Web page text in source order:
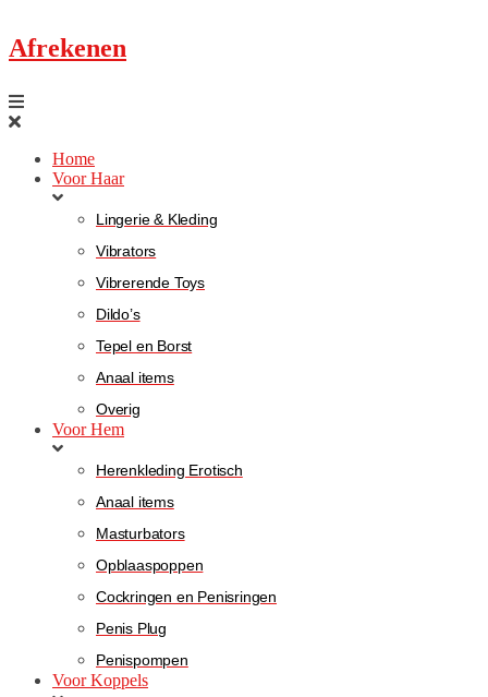
Afrekenen
Home
Voor Haar
Lingerie & Kleding
Vibrators
Vibrerende Toys
Dildo’s
Tepel en Borst
Anaal items
Overig
Voor Hem
Herenkleding Erotisch
Anaal items
Masturbators
Opblaaspoppen
Cockringen en Penisringen
Penis Plug
Penispompen
Voor Koppels